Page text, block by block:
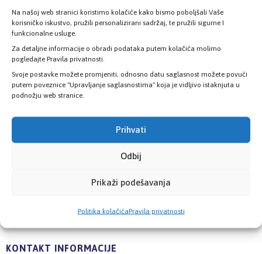
Na našoj web stranici koristimo kolačiće kako bismo poboljšali Vaše
korisničko iskustvo, pružili personalizirani sadržaj, te pružili sigurne I
funkcionalne usluge.
Za detaljne informacije o obradi podataka putem kolačića molimo
pogledajte Pravila privatnosti.
Svoje postavke možete promjeniti, odnosno datu saglasnost možete povući
putem poveznice "Upravljanje saglasnostima" koja je vidljivo istaknjuta u
podnožju web stranice.
Prihvati
Odbij
Prikaži podešavanja
Politika kolačićaPravila privatnosti
KONTAKT INFORMACIJE